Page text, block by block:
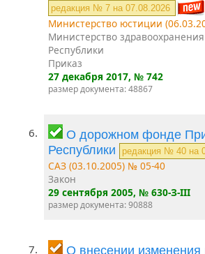
редакция № 7 на 07.08.2026
Министерство юстиции
Министерство
Республики
Приказ
27 декабря 2017, № 742
размер документа: 48867
6.
О дорожном фонде
Республики
редакция № 40 на
САЗ (03.10.2005) № 05-40
Закон
29 сентября 2005, № 630-З-III
размер документа: 90888
7. О внесении изменения